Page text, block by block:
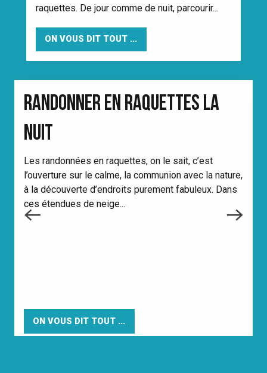
raquettes. De jour comme de nuit, parcourir...
ON VOUS DIT TOUT ...
RANDONNER EN RAQUETTES LA
NUIT
Les randonnées en raquettes, on le sait, c’est
l’ouverture sur le calme, la communion avec la nature,
à la découverte d’endroits purement fabuleux. Dans
ces étendues de neige...
ON VOUS DIT TOUT ...